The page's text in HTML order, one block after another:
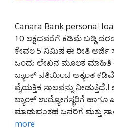
Canara Bank personal
10 ಲಕ್ಷದವರೆಗೆ ಕಡಿಮೆ ಬಡ್ಡಿ
ಕೇವಲ 5 ನಿಮಿಷ ಈ ರೀತಿ ಅರ್ಜಿ
ಒಂದು ಲೇಖನ ಮೂಲಕ ಮಾಹಿತಿ
ಬ್ಯಾಂಕ್ ವತಿಯಿಂದ ಅತ್ಯಂತ
ವೈಯಕ್ತಿಕ ಸಾಲವನ್ನು
ಬ್ಯಾಂಕ್ ಉದ್ಯೋಗಸ್ಥರಿಗೆ ಹಾಗೂ
ಮಾಡುವಂತಹ ಜನರಿಗೆ ಮತ್ತು
more